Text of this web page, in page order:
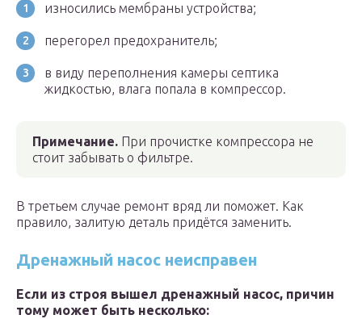
износились мембраны устройства;
перегорел предохранитель;
в виду переполнения камеры септика
жидкостью, влага попала в компрессор.
Примечание. При прочистке компрессора не
стоит забывать о фильтре.
В третьем случае ремонт вряд ли поможет. Как
правило, залитую деталь придётся заменить.
Дренажный насос неисправен
Если из строя вышел дренажный насос, причин
тому может быть несколько: